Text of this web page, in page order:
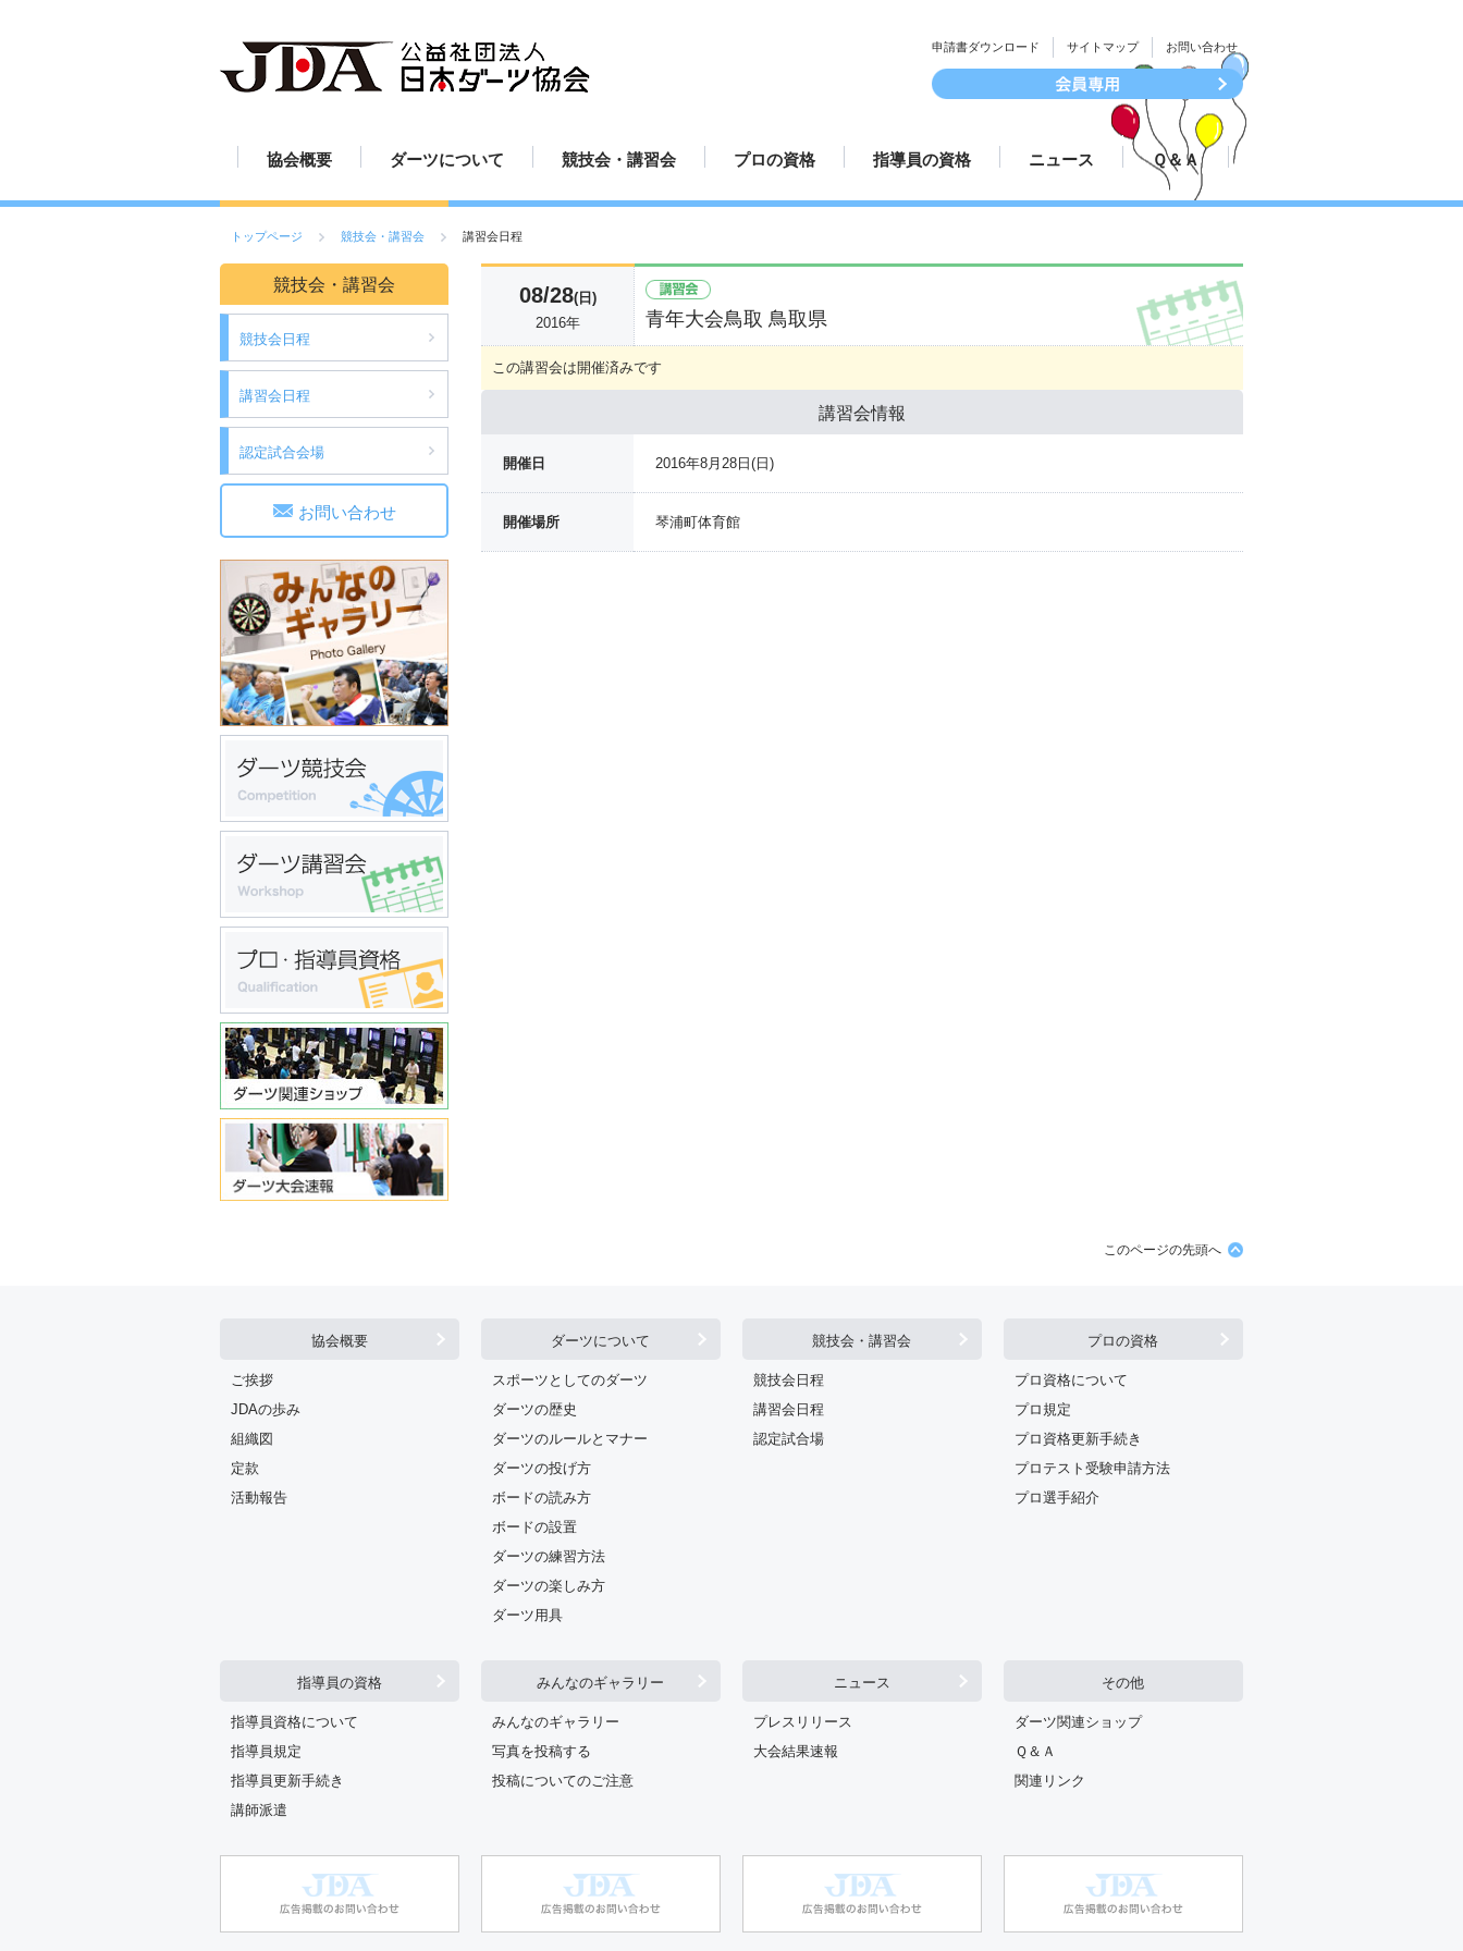
申請書ダウンロード サイトマップ お問い合わせ
協会概要
ご挨拶
JDAの歩み
組織図
定款
活動報告
ダーツについて
スポーツとしてのダーツ
ダーツの歴史
ダーツのルールとマナー
ダーツの投げ方
ボードの読み方
ボードの設置
ダーツの練習方法
ダーツの楽しみ方
ダーツ用具
競技会・講習会
競技会日程
講習会日程
認定試合場
プロの資格
プロ資格について
プロ規定
プロ資格更新手続き
プロテスト受験申請方法
プロ選手紹介
指導員の資格
指導員資格について
指導員規定
指導員更新手続き
講師派遣
ニュース
プレスリリース
大会結果速報
Ｑ＆Ａ
トップページ 競技会・講習会 講習会日程
競技会・講習会
競技会日程
講習会日程
認定試合会場
お問い合わせ
08/28(日)
2016年
青年大会鳥取 鳥取県
この講習会は開催済みです
講習会情報
開催日 2016年8月28日(日)
開催場所 琴浦町体育館
このページの先頭へ
協会概要
ご挨拶
JDAの歩み
組織図
定款
活動報告
ダーツについて
スポーツとしてのダーツ
ダーツの歴史
ダーツのルールとマナー
ダーツの投げ方
ボードの読み方
ボードの設置
ダーツの練習方法
ダーツの楽しみ方
ダーツ用具
競技会・講習会
競技会日程
講習会日程
認定試合場
プロの資格
プロ資格について
プロ規定
プロ資格更新手続き
プロテスト受験申請方法
プロ選手紹介
指導員の資格
指導員資格について
指導員規定
指導員更新手続き
講師派遣
みんなのギャラリー
みんなのギャラリー
写真を投稿する
投稿についてのご注意
ニュース
プレスリリース
大会結果速報
その他
ダーツ関連ショップ
Ｑ＆Ａ
関連リンク